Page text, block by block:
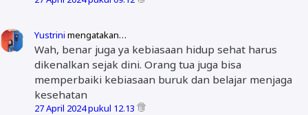
Yustrini mengatakan…
Wah, benar juga ya kebiasaan hidup sehat harus
dikenalkan sejak dini. Orang tua juga bisa
memperbaiki kebiasaan buruk dan belajar menjaga
kesehatan
27 April 2024 pukul 12.13